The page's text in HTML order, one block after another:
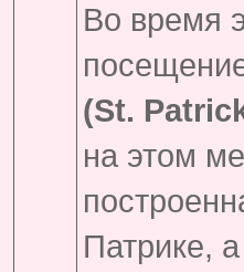
Во время
(St.
на этом
Патрике,